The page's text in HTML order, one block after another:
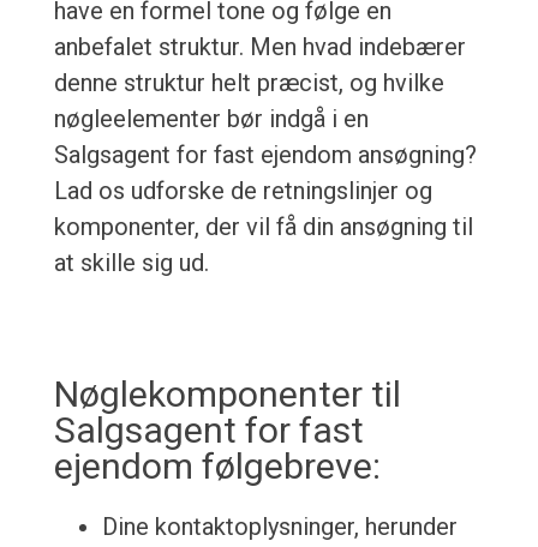
have en formel tone og følge en
anbefalet struktur. Men hvad indebærer
denne struktur helt præcist, og hvilke
nøgleelementer bør indgå i en
Salgsagent for fast ejendom ansøgning?
Lad os udforske de retningslinjer og
komponenter, der vil få din ansøgning til
at skille sig ud.
Nøglekomponenter til
Salgsagent for fast
ejendom følgebreve:
Dine kontaktoplysninger, herunder